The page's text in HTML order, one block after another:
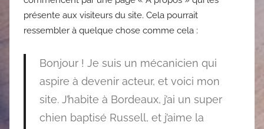
présente aux visiteurs du site. Cela pourrait
ressembler à quelque chose comme cela :
Bonjour ! Je suis un mécanicien qui
aspire à devenir acteur, et voici mon
site. J’habite à Bordeaux, j’ai un super
chien baptisé Russell, et j’aime la